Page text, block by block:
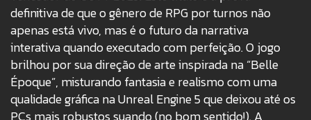
definitiva de que o gênero de RPG por turnos não
apenas está vivo, mas é o futuro da narrativa
interativa quando executado com perfeição. O jogo
brilhou por sua direção de arte inspirada na “Belle
Époque”, misturando fantasia e realismo com uma
qualidade gráfica na Unreal Engine 5 que deixou até os